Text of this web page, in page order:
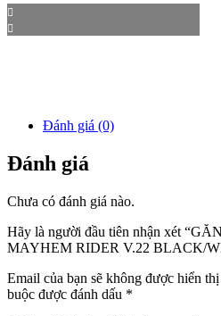
Đánh giá (0)
Đánh giá
Chưa có đánh giá nào.
Hãy là người đầu tiên nhận xét
MAYHEM RIDER V.22 BLACK/
Email của bạn sẽ không được hiển
buộc được đánh dấu *